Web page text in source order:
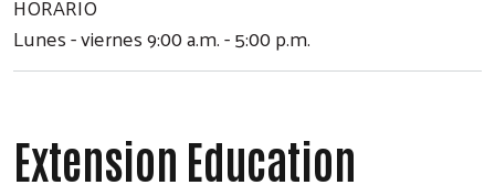
Lunes - viernes 9:00 a.m. - 5:00 p.m.
Extension Education